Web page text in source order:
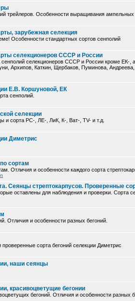
трейлеров. Особенности выращивания
зарубежная селекция
Особенности стандартных сортов сенполий
селекционеров СССР и России
селекционеров СССР и России кроме ЕК-,
Архипов, Каткин, Щербаков, Пуминова,
Е.В. Коршуновой, ЕК
сенполий.
селекции
и сорта РС-, ЛЕ-, ЛиК, К-, Ват-, TV- и т.д.
Диметрис
сортам
Отличия и особенности каждого сорта
Сеянцы стрептокарпусов. Проверенные
оставлены для наблюдения и проверки. Сорта
Отличия и особенности разных бегоний.
проверенные сорта бегоний селекции Диметрис
наши сеянцы
красивоцветущие бегонии
бегоний. Отличия и особенности разных